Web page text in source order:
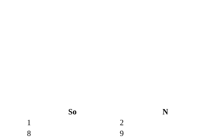
So
N
1
2
8
9